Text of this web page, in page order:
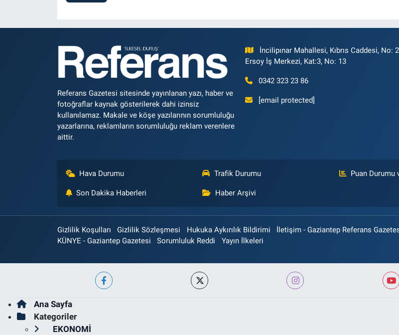
Referans Gazetesi sitesinde yayınlanan yazı, haber ve
fotoğraflar kaynak gösterilerek dahi izinsiz
kullanılamaz. Makale ve köşe yazılarının sorumluluğu
yazarlarına, reklamların sorumluluğu reklam verenlere
aittir.
İncilipınar Mahallesi, Kıbrıs Caddesi, No:
Ersoy İş Merkezi, Kat:3, No: 13
0342 323 23 86
[email protected]
Hava Durumu Trafik Durumu Puan Durumu
Son Dakika Haberleri Haber Arşivi
Gizlilik Koşulları Gizlilik Sözleşmesi Hukuka Aykırılık Bildirimi
İletişim - Gaziantep Referans
KÜNYE - Gaziantep Gazetesi
Sorumluluk Reddi Yayın İlkeleri
Ana Sayfa
Kategoriler
EKONOMİ